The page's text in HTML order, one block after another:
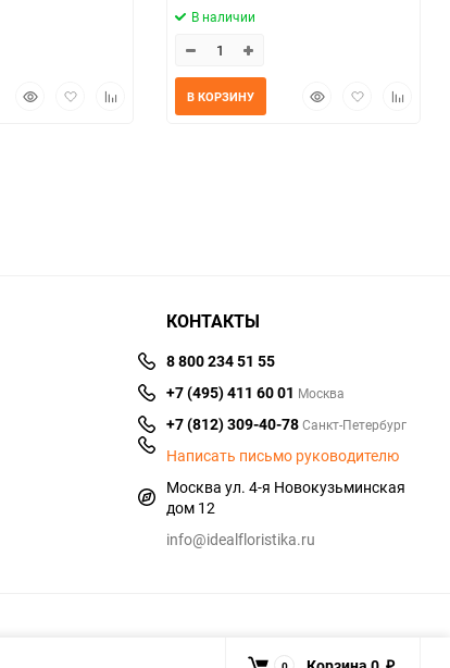
БыстрыйДобавитьДобавить
В наличии
БыстрыйДобавить
В КОРЗИНУ
КОНТАКТЫ
8 800 234 51 55
+7 (495) 411 60 01 Москва
+7 (812) 309-40-78Санкт-Петербург
Написать письмо руководителю
Москва ул. 4-я Новокузьминская
дом 12
info@idealfloristika.ru
₽